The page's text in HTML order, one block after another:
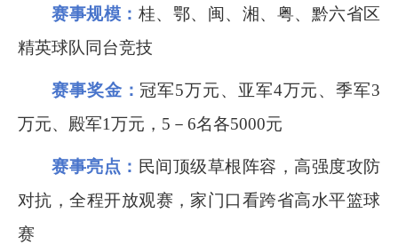
赛事规模： 桂、鄂、闽、湘、粤、黔六省区
精英球队同台竞技
赛事奖金： 冠军5万元、亚军4万元、季军3
万元、殿军1万元， 5 － 6名各5000元
赛事亮点： 民间顶级草根阵容，高强度攻防
对抗，全程开放观赛，家门口看跨省高水平篮球
赛